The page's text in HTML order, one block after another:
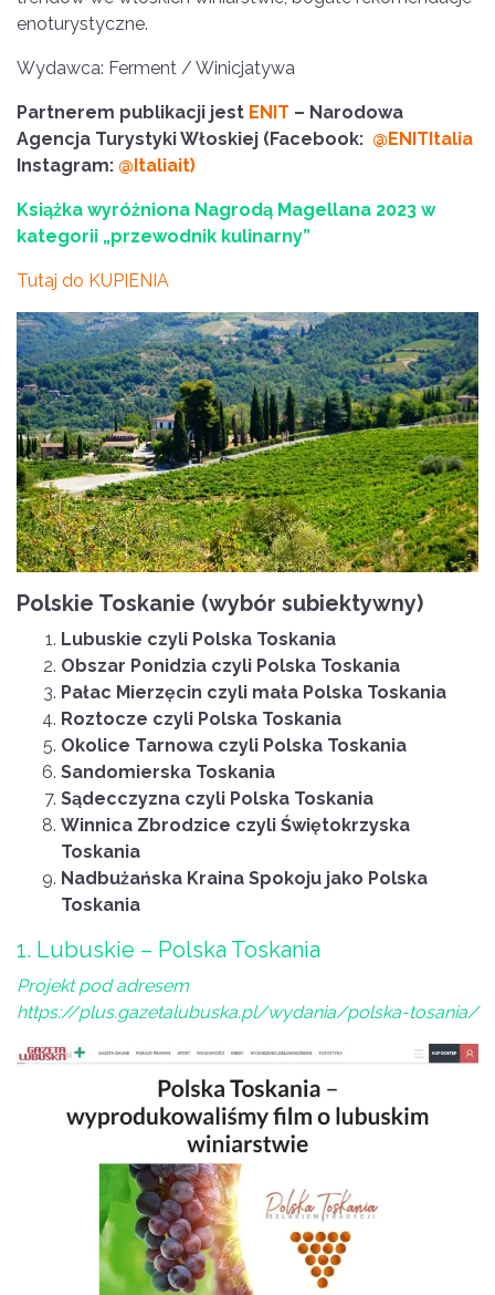
enoturystyczne.
Wydawca: Ferment / Winicjatywa
Partnerem publikacji jest ENIT – Narodowa
Agencja Turystyki Włoskiej (Facebook: @ENITItalia
Instagram: @Italiait)
Książka wyróżniona Nagrodą Magellana 2023 w
kategorii „przewodnik kulinarny”
Tutaj do KUPIENIA
Polskie Toskanie (wybór subiektywny)
Lubuskie czyli Polska Toskania
Obszar Ponidzia czyli Polska Toskania
Pałac Mierzęcin czyli mała Polska Toskania
Roztocze czyli Polska Toskania
Okolice Tarnowa czyli Polska Toskania
Sandomierska Toskania
Sądecczyzna czyli Polska Toskania
Winnica Zbrodzice czyli Świętokrzyska
Toskania
Nadbużańska Kraina Spokoju jako Polska
Toskania
1. Lubuskie – Polska Toskania
Projekt pod adresem
https://plus.gazetalubuska.pl/wydania/polska-tosania/